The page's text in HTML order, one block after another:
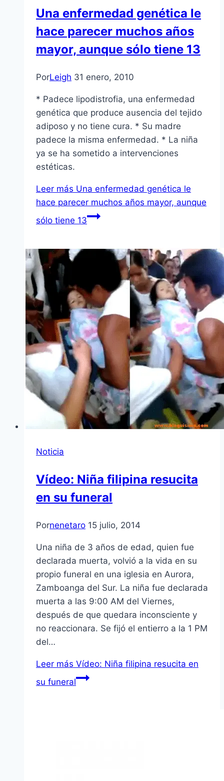
Una enfermedad genética le
hace parecer muchos años
mayor, aunque sólo tiene 13
PorLeigh 31 enero, 2010
* Padece lipodistrofia, una enfermedad
genética que produce ausencia del tejido
adiposo y no tiene cura. * Su madre
padece la misma enfermedad. * La niña
ya se ha sometido a intervenciones
estéticas.
Leer más Una enfermedad genética le
hace parecer muchos años mayor, aunque
sólo tiene 13
Noticia
Vídeo: Niña filipina resucita
en su funeral
Pornenetaro 15 julio, 2014
Una niña de 3 años de edad, quien fue
declarada muerta, volvió a la vida en su
propio funeral en una iglesia en Aurora,
Zamboanga del Sur. La niña fue declarada
muerta a las 9:00 AM del Viernes,
después de que quedara inconsciente y
no reaccionara. Se fijó el entierro a la 1 PM
del…
Leer más Vídeo: Niña filipina resucita en
su funeral